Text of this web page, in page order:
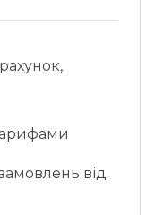
від